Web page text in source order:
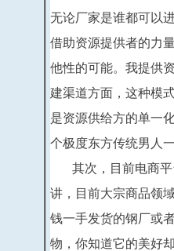
无论厂家是谁都可以
借助资源提供者的力
他性的可能。我提供
建渠道方面，这种模
是资源供给方的单一
个极度东方传统男人
其次，目前电商平
讲，目前大宗商品领
钱一手发货的钢厂或
物，你知道它的美好